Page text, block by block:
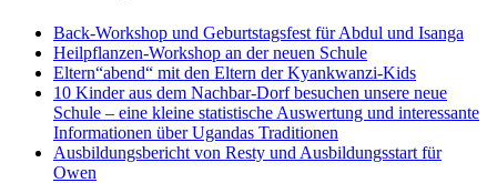
Back-Workshop und Geburtstagsfest für Abdul und Isanga
Heilpflanzen-Workshop an der neuen Schule
Eltern“abend“ mit den Eltern der Kyankwanzi-Kids
10 Kinder aus dem Nachbar-Dorf besuchen unsere neue
Schule – eine kleine statistische Auswertung und interessante
Informationen über Ugandas Traditionen
Ausbildungsbericht von Resty und Ausbildungsstart für
Owen